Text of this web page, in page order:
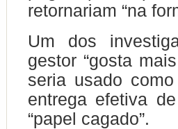
retornariam “na
Um dos
gestor “gosta
seria usado
entrega efetiva
“papel cagado”.